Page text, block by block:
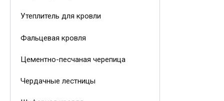
Утеплитель для кровли
Фальцевая кровля
Цементно-песчаная черепица
Чердачные лестницы